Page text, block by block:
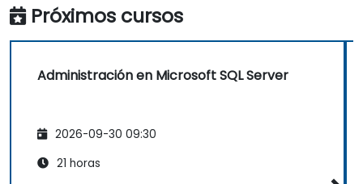
Próximos cursos
Administración en Microsoft SQL Server
2026-09-30 09:30
21 horas